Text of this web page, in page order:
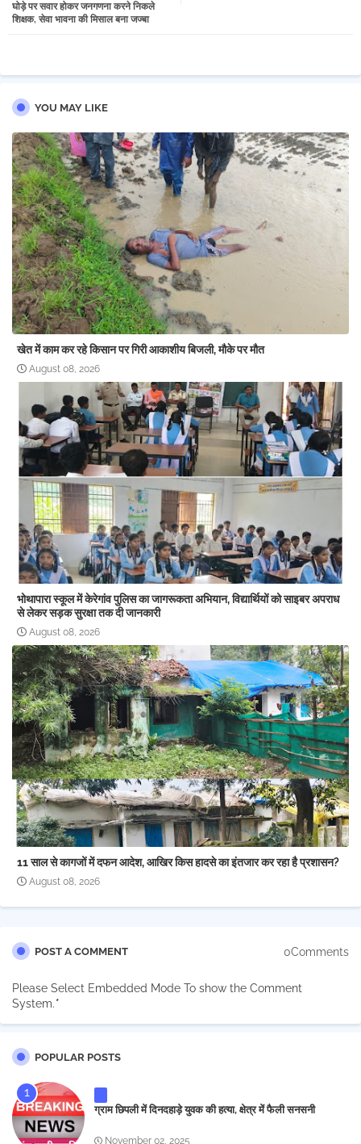
घोड़े पर सवार होकर जनगणना करने निकले
शिक्षक, सेवा भावना की मिसाल बना जज्बा
YOU MAY LIKE
खेत में काम कर रहे किसान पर गिरी आकाशीय बिजली, मौके पर मौत
August 08, 2026
भोथापारा स्कूल में केरेगांव पुलिस का जागरूकता अभियान, विद्यार्थियों को साइबर अपराध
से लेकर सड़क सुरक्षा तक दी जानकारी
August 08, 2026
11 साल से कागजों में दफन आदेश, आखिर किस हादसे का इंतजार कर रहा है प्रशासन?
August 08, 2026
POST A COMMENT 0Comments
Please Select Embedded Mode To show the Comment
System.*
POPULAR POSTS
ग्राम छिपली में दिनदहाड़े युवक की हत्या, क्षेत्र में फैली सनसनी
November 02, 2025